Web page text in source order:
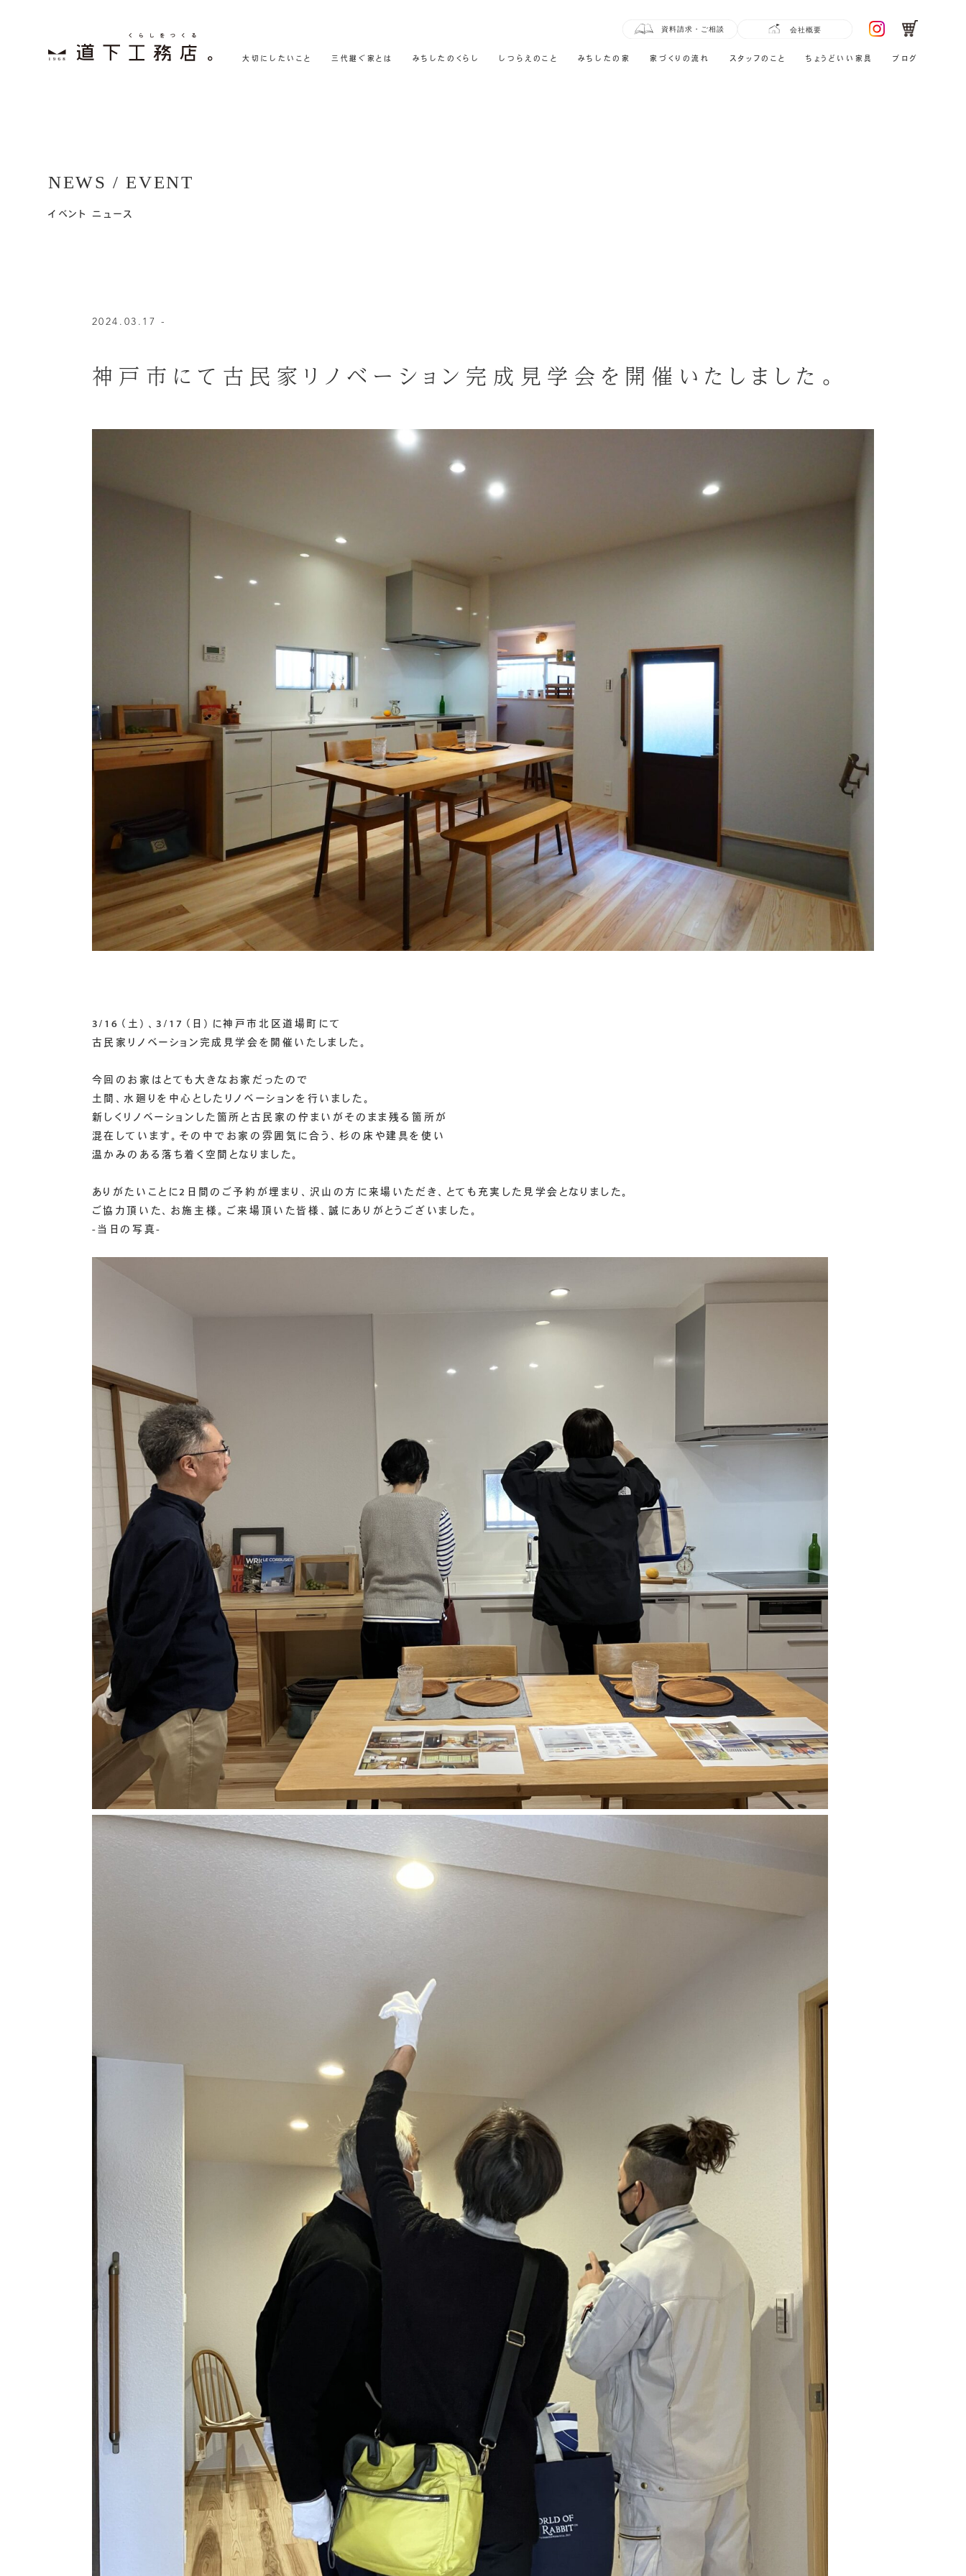
大切にしたいこと 三代継ぐ家とは みちしたのくらし しつらえのこと みちしたの家 家づくりの流れ スタッフのこと ちょうどいい家具 ブログ
NEWS / EVENT
イベント ニュース
2024.03.17 -
神戸市にて古民家リノベーション完成見学会を開催いたしました。
3/16（土）、3/17（日）に神戸市北区道場町にて
古民家リノベーション完成見学会を開催いたしました。
今回のお家はとても大きなお家だったので
土間、水廻りを中心としたリノベーションを行いました。
新しくリノベーションした箇所と古民家の佇まいがそのまま残る箇所が
混在しています。その中でお家の雰囲気に合う、杉の床や建具を使い
温かみのある落ち着く空間となりました。
ありがたいことに2日間のご予約が埋まり、沢山の方に来場いただき、とても充実した見学会となりました。
ご協力頂いた、お施主様。ご来場頂いた皆様、誠にありがとうございました。
-当日の写真-